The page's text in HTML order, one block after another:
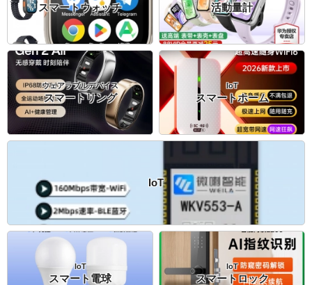
スマートウォッチ 活動量計
ウェアラブルデバイス
スマートリング
IoT
IoT
スマートホーム
IoT
スマート電球
IoT
スマートロック